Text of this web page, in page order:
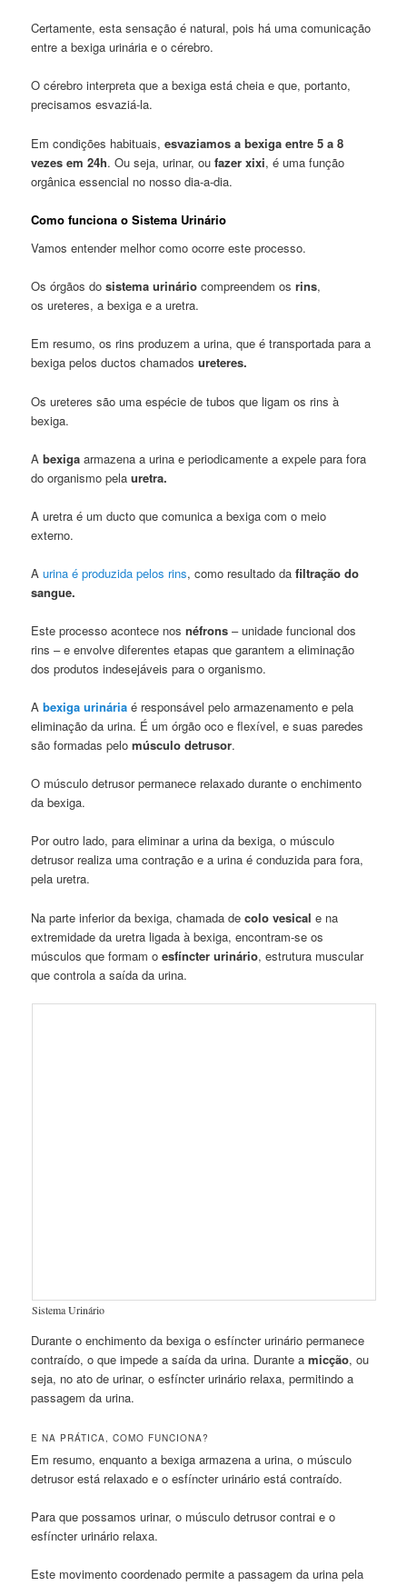
Certamente, esta sensação é natural, pois há uma comunicação
entre a bexiga urinária e o cérebro.
O cérebro interpreta que a bexiga está cheia e que, portanto,
precisamos esvaziá-la.
Em condições habituais,esvaziamos a bexiga entre 5 a 8
vezes em 24h. Ou seja, urinar, oufazer xixi, é uma função
orgânica essencial no nosso dia-a-dia.
Como funciona o Sistema Urinário
Vamos entender melhor como ocorre este processo.
Os órgãos dosistema urinário compreendem osrins,
os ureteres, a bexiga e a uretra.
Em resumo, os rins produzem a urina, que é transportada para a
bexiga pelos ductos chamadosureteres.
Os ureteres são uma espécie de tubos que ligam os rins à
bexiga.
Abexiga armazena a urina e periodicamente a expele para fora
do organismo pelauretra.
A uretra é um ducto que comunica a bexiga com o meio
externo.
Aurina é produzida pelos rins, como resultado dafiltração do
sangue.
Este processo acontece nosnéfrons – unidade funcional dos
rins – e envolve diferentes etapas que garantem a eliminação
dos produtos indesejáveis para o organismo.
Abexiga urinária é responsável pelo armazenamento e pela
eliminação da urina. É um órgão oco e flexível, e suas paredes
são formadas pelomúsculo detrusor.
O músculo detrusor permanece relaxado durante o enchimento
da bexiga.
Por outro lado, para eliminar a urina da bexiga, o músculo
detrusor realiza uma contração e a urina é conduzida para fora,
pela uretra.
Na parte inferior da bexiga, chamada decolo vesical e na
extremidade da uretra ligada à bexiga, encontram-se os
músculos que formam oesfíncter urinário, estrutura muscular
que controla a saída da urina.
Sistema Urinário
Durante o enchimento da bexiga o esfíncter urinário permanece
contraído, o que impede a saída da urina. Durante amicção, ou
seja, no ato de urinar, o esfíncter urinário relaxa, permitindo a
passagem da urina.
E NA PRÁTICA, COMO FUNCIONA?
Em resumo, enquanto a bexiga armazena a urina, o músculo
detrusor está relaxado e o esfíncter urinário está contraído.
Para que possamos urinar, o músculo detrusor contrai e o
esfíncter urinário relaxa.
Este movimento coordenado permite a passagem da urina pela